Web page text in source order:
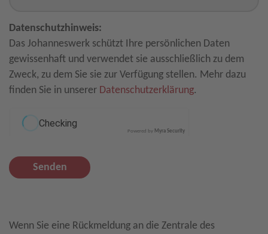
Datenschutzhinweis:
Das Johanneswerk schützt Ihre persönlichen Daten
gewissenhaft und verwendet sie ausschließlich zu dem
Zweck, zu dem Sie sie zur Verfügung stellen. Mehr dazu
finden Sie in unserer Datenschutzerklärung.
Powered by Myra Security
Senden
Wenn Sie eine Rückmeldung an die Zentrale des